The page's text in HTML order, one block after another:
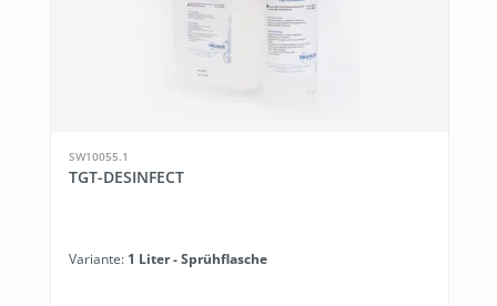
SW10055.1
TGT-DESINFECT
Variante: 1 Liter - Sprühflasche